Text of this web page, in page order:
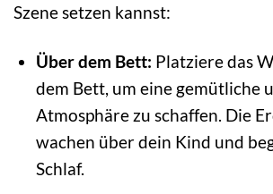
Szene setzen kannst:
Über dem Bett: Platziere das
dem Bett, um eine gemütliche
Atmosphäre zu schaffen. Die
wachen über dein Kind und
Schlaf.